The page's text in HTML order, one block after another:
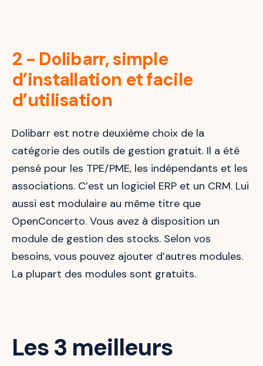
2 - Dolibarr, simple
d’installation et facile
d’utilisation
Dolibarr est notre deuxième choix de la
catégorie des outils de gestion gratuit. Il a été
pensé pour les TPE/PME, les indépendants et les
associations. C’est un logiciel ERP et un CRM. Lui
aussi est modulaire au même titre que
OpenConcerto. Vous avez à disposition un
module de gestion des stocks. Selon vos
besoins, vous pouvez ajouter d’autres modules.
La plupart des modules sont gratuits.
Les 3 meilleurs